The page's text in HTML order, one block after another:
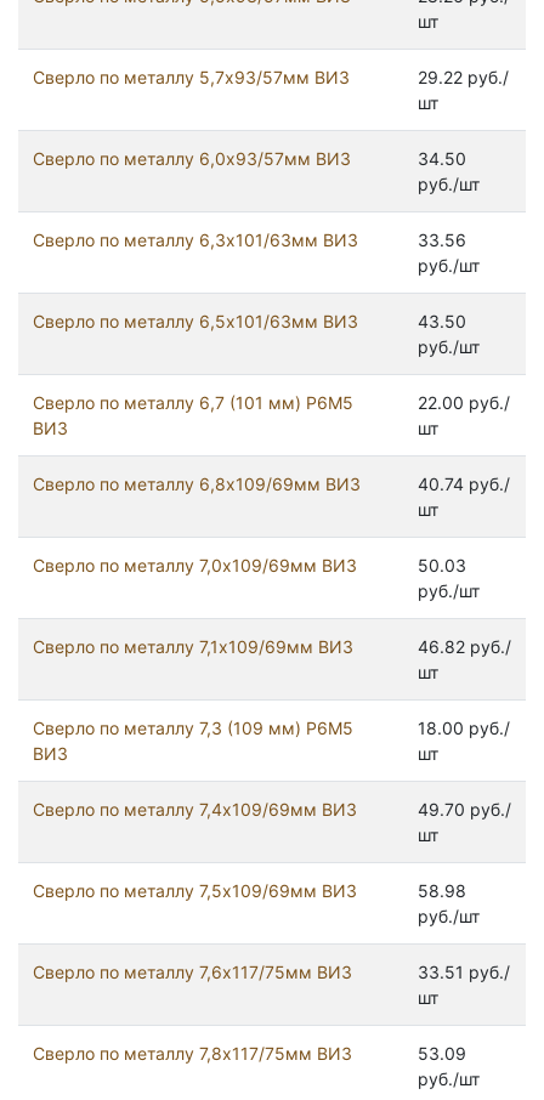
шт
Сверло по металлу 5,7х93/57мм ВИЗ
29.22 руб./
шт
Сверло по металлу 6,0х93/57мм ВИЗ
34.50
руб./шт
Сверло по металлу 6,3х101/63мм ВИЗ
33.56
руб./шт
Сверло по металлу 6,5х101/63мм ВИЗ
43.50
руб./шт
Сверло по металлу 6,7 (101 мм) Р6М5
ВИЗ
22.00 руб./
шт
Сверло по металлу 6,8х109/69мм ВИЗ
40.74 руб./
шт
Сверло по металлу 7,0х109/69мм ВИЗ
50.03
руб./шт
Сверло по металлу 7,1х109/69мм ВИЗ
46.82 руб./
шт
Сверло по металлу 7,3 (109 мм) Р6М5
ВИЗ
18.00 руб./
шт
Сверло по металлу 7,4х109/69мм ВИЗ
49.70 руб./
шт
Сверло по металлу 7,5х109/69мм ВИЗ
58.98
руб./шт
Сверло по металлу 7,6х117/75мм ВИЗ
33.51 руб./
шт
Сверло по металлу 7,8х117/75мм ВИЗ
53.09
руб./шт